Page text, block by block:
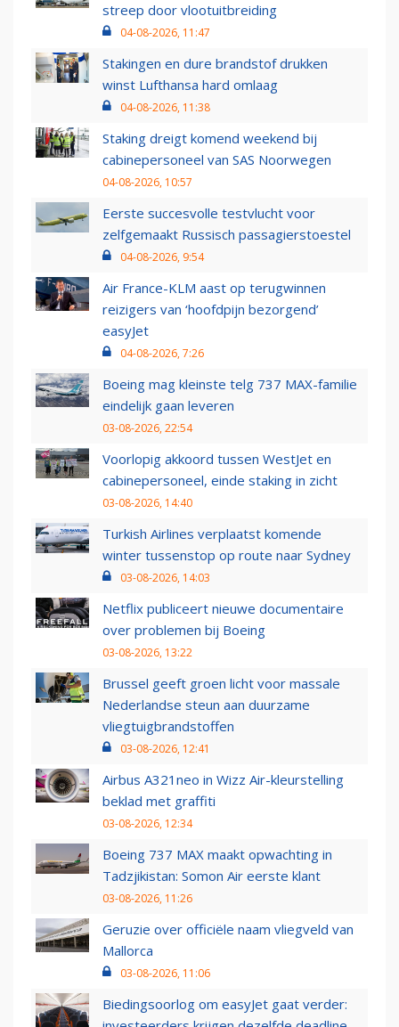
streep door vlootuitbreiding
04-08-2026, 11:47
Stakingen en dure brandstof drukken
winst Lufthansa hard omlaag
04-08-2026, 11:38
Staking dreigt komend weekend bij
cabinepersoneel van SAS Noorwegen
04-08-2026, 10:57
Eerste succesvolle testvlucht voor
zelfgemaakt Russisch passagierstoestel
04-08-2026, 9:54
Air France-KLM aast op terugwinnen
reizigers van ‘hoofdpijn bezorgend’
easyJet
04-08-2026, 7:26
Boeing mag kleinste telg 737 MAX-familie
eindelijk gaan leveren
03-08-2026, 22:54
Voorlopig akkoord tussen WestJet en
cabinepersoneel, einde staking in zicht
03-08-2026, 14:40
Turkish Airlines verplaatst komende
winter tussenstop op route naar Sydney
03-08-2026, 14:03
Netflix publiceert nieuwe documentaire
over problemen bij Boeing
03-08-2026, 13:22
Brussel geeft groen licht voor massale
Nederlandse steun aan duurzame
vliegtuigbrandstoffen
03-08-2026, 12:41
Airbus A321neo in Wizz Air-kleurstelling
beklad met graffiti
03-08-2026, 12:34
Boeing 737 MAX maakt opwachting in
Tadzjikistan: Somon Air eerste klant
03-08-2026, 11:26
Geruzie over officiële naam vliegveld van
Mallorca
03-08-2026, 11:06
Biedingsoorlog om easyJet gaat verder: